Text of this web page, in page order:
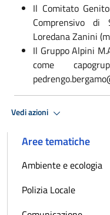
Il Comitato
Comprensivo di
Loredana Zanini
Il Gruppo Alpini
come
Vedi azioni
Aree tematiche
Ambiente e ecologia
Polizia Locale